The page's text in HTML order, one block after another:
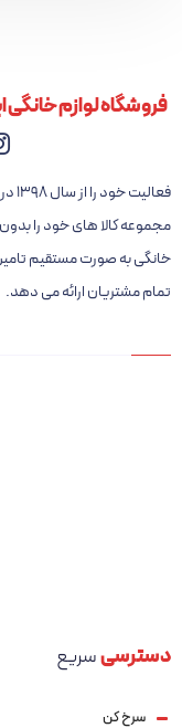
فروشگاه لوازم خانگی
مجموعه کالا های خود را
خانگی به صورت مستقیم
تمام مشتریان ارائه می دهد.
دسترسیسریع
سرخ کن